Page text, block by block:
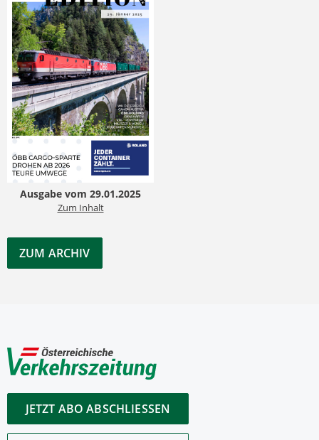
Ausgabe vom 29.01.2025
Zum Inhalt
ZUM ARCHIV
JETZT ABO ABSCHLIESSEN